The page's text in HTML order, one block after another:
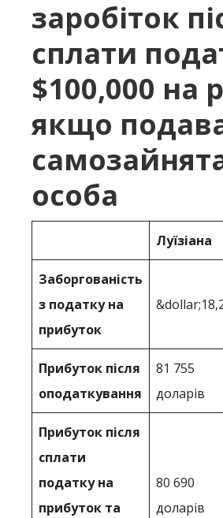
заробіток
сплати
$100,000 на
якщо
особа
Луїзіана
Заборгованість
з податку на
прибуток
Прибуток після
оподаткування
81 755
доларів
Прибуток після
сплати
податку на
прибуток та
80 690
доларів